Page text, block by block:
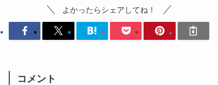
よかったらシェアしてね！
コメント